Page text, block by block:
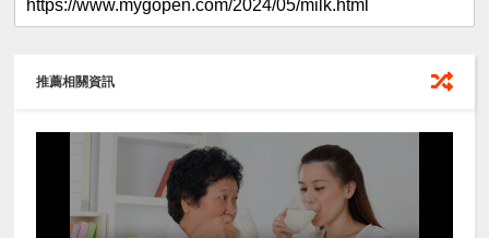
推薦相關資訊